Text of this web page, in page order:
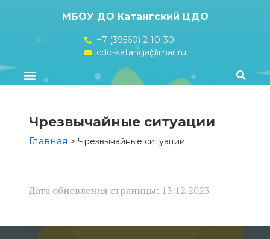
МБОУ ДО Катангский ЦДО
+7 (39560) 2-10-30
cdo-katanga@mail.ru
Чрезвычайные ситуации
Главная > Чрезвычайные ситуации
Дата обновления страницы: 13.12.2023